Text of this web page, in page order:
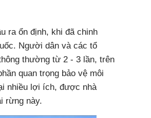
ra ổn định, khi đã chinh
Người dân và các tổ
thường từ 2 - 3 lần, trên
quan trọng bảo vệ môi
nhiều lợi ích, được nhà
rừng này.